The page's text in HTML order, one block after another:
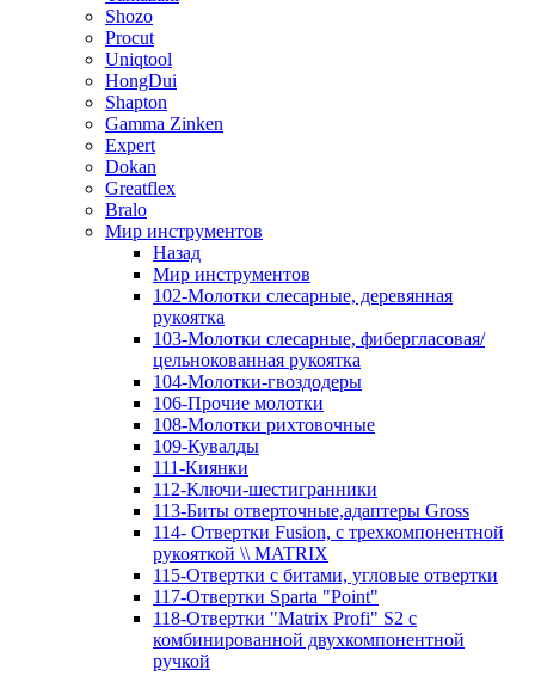
Shozo
Procut
Uniqtool
HongDui
Shapton
Gamma Zinken
Expert
Dokan
Greatflex
Bralo
Мир инструментов
Назад
Мир инструментов
102-Молотки слесарные, деревянная
рукоятка
103-Молотки слесарные, фибергласовая/
цельнокованная рукоятка
104-Молотки-гвоздодеры
106-Прочие молотки
108-Молотки рихтовочные
109-Кувалды
111-Киянки
112-Ключи-шестигранники
113-Биты отверточные,адаптеры Gross
114- Отвертки Fusion, c трехкомпонентной
рукояткой \\ MATRIX
115-Отвертки с битами, угловые отвертки
117-Отвертки Sparta "Point"
118-Отвертки "Matrix Profi" S2 с
комбинированной двухкомпонентной
ручкой